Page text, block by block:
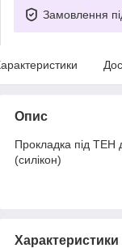
Замовлення
Опис
Прокладка під ТЕН
(силікон)
Характеристики